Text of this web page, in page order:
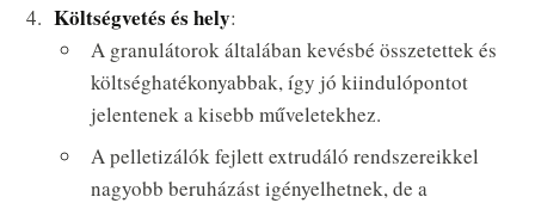
Költségvetés és hely:
A granulátorok általában kevésbé összetettek és
költséghatékonyabbak, így jó kiindulópontot
jelentenek a kisebb műveletekhez.
A pelletizálók fejlett extrudáló rendszereikkel
nagyobb beruházást igényelhetnek, de a